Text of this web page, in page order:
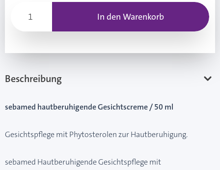
In den Warenkorb
Beschreibung
sebamed hautberuhigende Gesichtscreme / 50 ml
Gesichtspflege mit Phytosterolen zur Hautberuhigung.
sebamed Hautberuhigende Gesichtspflege mit